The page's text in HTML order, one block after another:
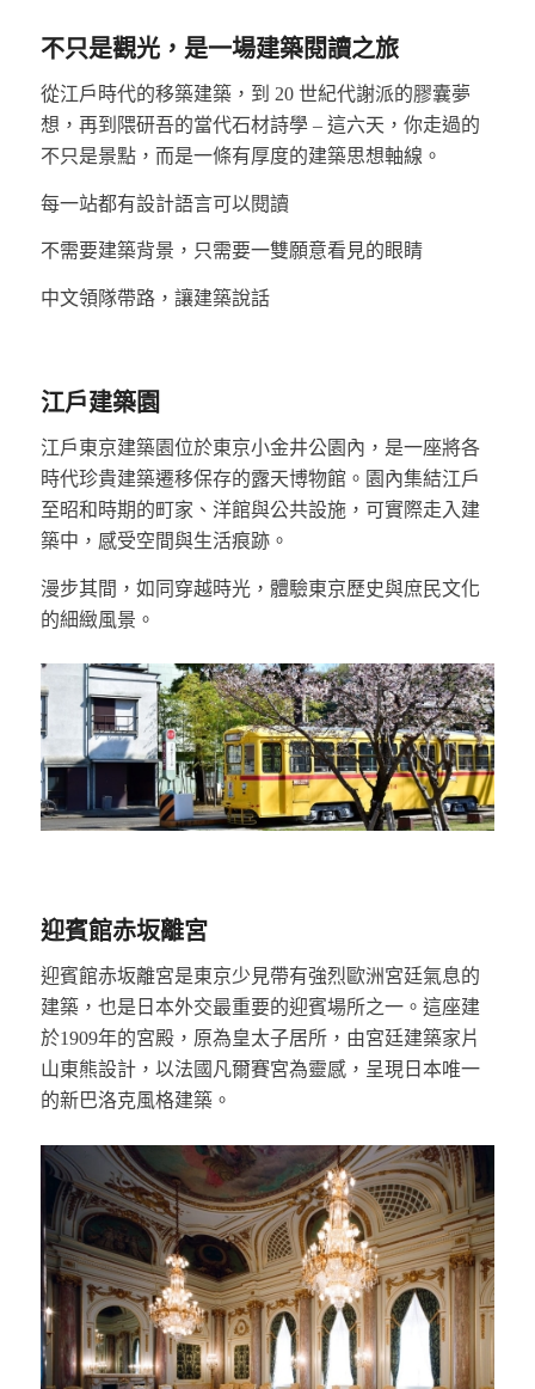
不只是觀光，是一場建築閱讀之旅
從江戶時代的移築建築，到 20 世紀代謝派的膠囊夢
想，再到隈研吾的當代石材詩學 – 這六天，你走過的
不只是景點，而是一條有厚度的建築思想軸線。
每一站都有設計語言可以閱讀
不需要建築背景，只需要一雙願意看見的眼睛
中文領隊帶路，讓建築說話
江戶建築園
江戶東京建築園位於東京小金井公園內，是一座將各
時代珍貴建築遷移保存的露天博物館。園內集結江戶
至昭和時期的町家、洋館與公共設施，可實際走入建
築中，感受空間與生活痕跡。
漫步其間，如同穿越時光，體驗東京歷史與庶民文化
的細緻風景。
迎賓館赤坂離宮
迎賓館赤坂離宮是東京少見帶有強烈歐洲宮廷氣息的
建築，也是日本外交最重要的迎賓場所之一。這座建
於1909年的宮殿，原為皇太子居所，由宮廷建築家片
山東熊設計，以法國凡爾賽宮為靈感，呈現日本唯一
的新巴洛克風格建築。